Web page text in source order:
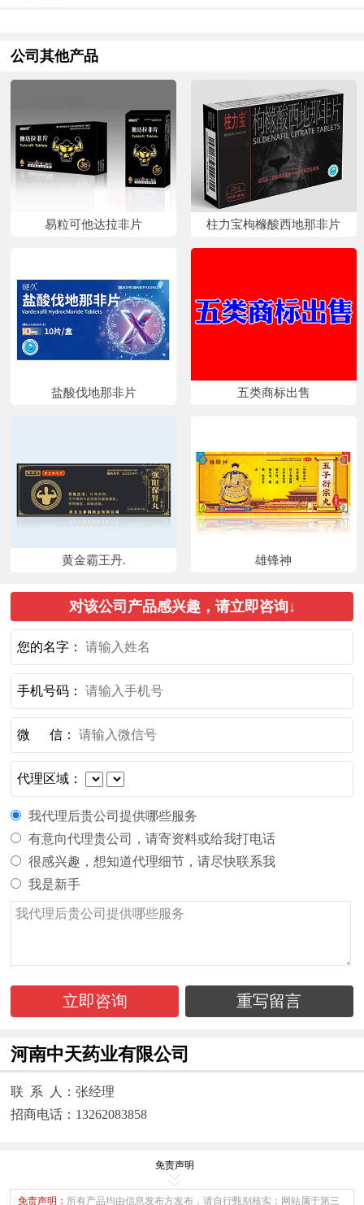
公司其他产品
易粒可他达拉非片 柱力宝枸橼酸西地那非片
盐酸伐地那非片 五类商标出售
黄金霸王丹. 雄锋神
对该公司产品感兴趣，请立即咨询↓
您的名字：
手机号码：
微 信：
代理区域：
我代理后贵公司提供哪些服务
有意向代理贵公司，请寄资料或给我打电话
很感兴趣，想知道代理细节，请尽快联系我
我是新手
立即咨询 重写留言
河南中天药业有限公司
联 系 人：张经理
招商电话：13262083858
免责声明
免责声明： 所有产品均由信息发布方发布，请自行甄别核实；网站属于第三